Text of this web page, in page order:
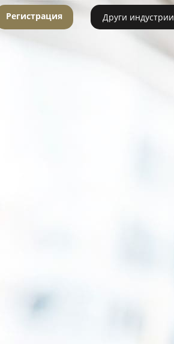
Регистрация Други индустрии